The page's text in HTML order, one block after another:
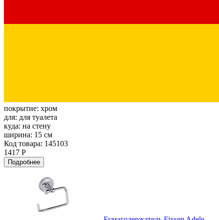
покрытие: хром
для: для туалета
куда: на стену
ширина: 15 см
Код товара: 145103
1417 Р
Подробнее